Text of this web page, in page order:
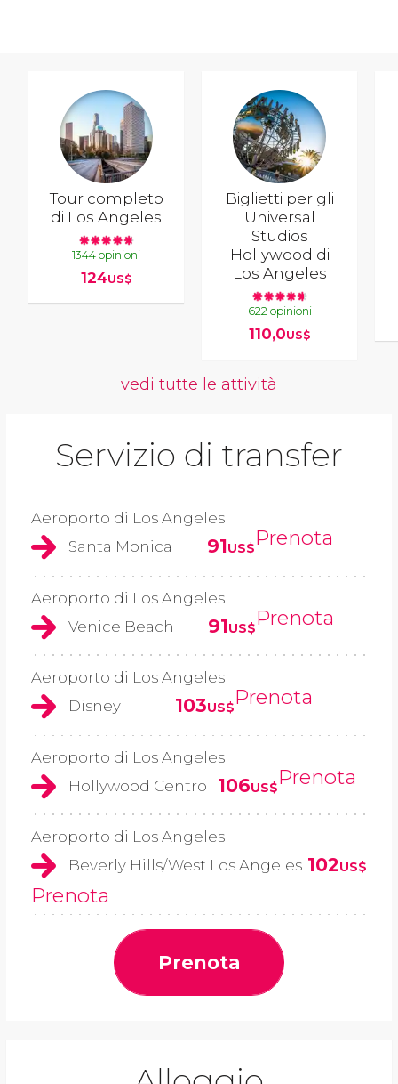
Tour completo
di Los Angeles
1344 opinioni
124US$
Biglietti per gli
Universal
Studios
Hollywood di
Los Angeles
622 opinioni
110,0US$
vedi tutte le attività
Servizio di transfer
Aeroporto di Los Angeles
Santa Monica
91US$Prenota
Aeroporto di Los Angeles
Venice Beach
91US$Prenota
Aeroporto di Los Angeles
Disney
103US$Prenota
Aeroporto di Los Angeles
Hollywood Centro
106US$Prenota
Aeroporto di Los Angeles
Beverly Hills/West Los Angeles 102US$
Prenota
Prenota